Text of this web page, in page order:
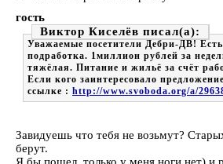
гость
Виктор Киселёв
Уважаемые посетители Дебри-ДВ!
подработка. 1миллион рублей за
тяжёлая. Питание и жильё за счёт
Если кого заинтересовало
ссылке : http://www.svoboda.org/a/
Завидуешь что тебя не возьмут?
берут.